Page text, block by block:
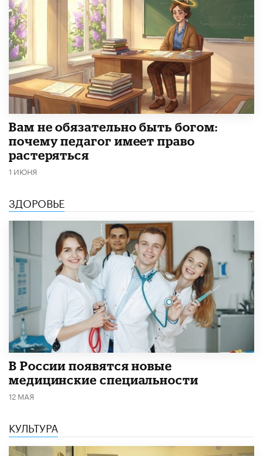
​Вам не обязательно быть богом:
почему педагог имеет право
растеряться
1 ИЮНЯ
ЗДОРОВЬЕ
В России появятся новые
медицинские специальности
12 МАЯ
КУЛЬТУРА